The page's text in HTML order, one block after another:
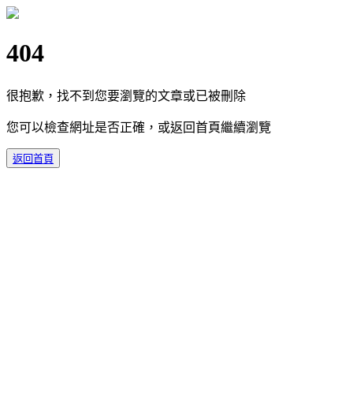
404
很抱歉，找不到您要瀏覽的文章或已被刪除
您可以檢查網址是否正確，或返回首頁繼續瀏覽
返回首頁